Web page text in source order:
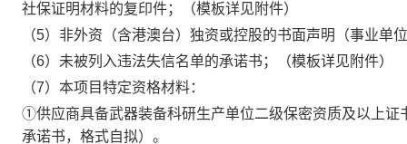
社保证明材料的复印件；（模板详见附件）
（5）非外资（含港澳台）独资或控股的书面声明（事业单
（6）未被列入违法失信名单的承诺书；（模板详见附件）
（7）本项目特定资格材料：
①供应商具备武器装备科研生产单位二级保密资质及以上
承诺书，格式自拟）。